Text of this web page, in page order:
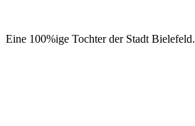
Eine 100%ige Tochter der Stadt Bielefeld.